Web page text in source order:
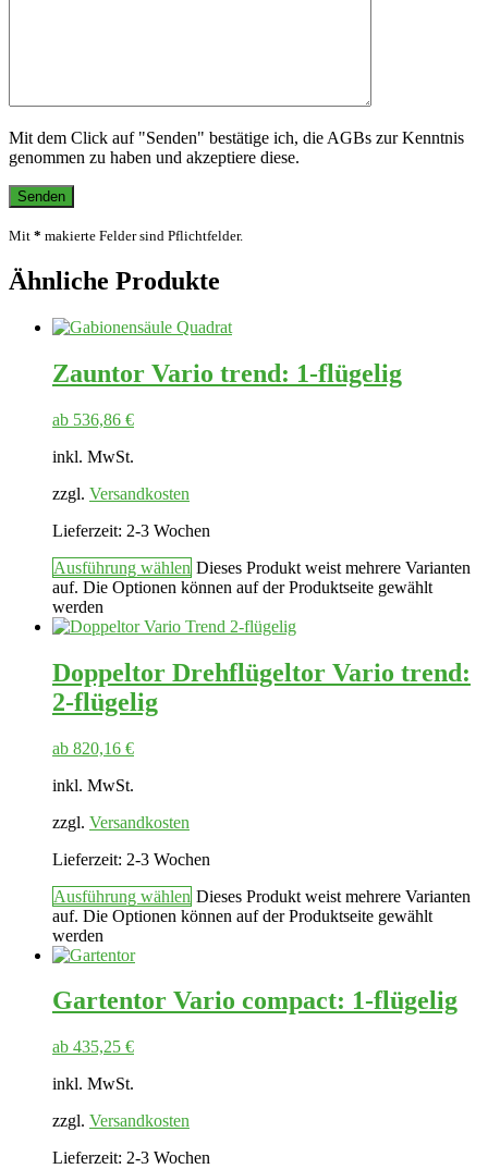
Mit dem Click auf "Senden" bestätige ich, die AGBs zur Kenntnis
genommen zu haben und akzeptiere diese.
Mit * makierte Felder sind Pflichtfelder.
Ähnliche Produkte
Zauntor Vario trend: 1-flügelig
ab 536,86 €
inkl. MwSt.
zzgl. Versandkosten
Lieferzeit: 2-3 Wochen
Ausführung wählen Dieses Produkt weist mehrere Varianten
auf. Die Optionen können auf der Produktseite gewählt
werden
Doppeltor Drehflügeltor Vario trend:
2-flügelig
ab 820,16 €
inkl. MwSt.
zzgl. Versandkosten
Lieferzeit: 2-3 Wochen
Ausführung wählen Dieses Produkt weist mehrere Varianten
auf. Die Optionen können auf der Produktseite gewählt
werden
Gartentor Vario compact: 1-flügelig
ab 435,25 €
inkl. MwSt.
zzgl. Versandkosten
Lieferzeit: 2-3 Wochen